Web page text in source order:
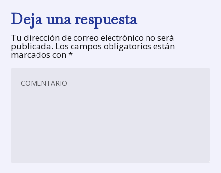
Deja una respuesta
Tu dirección de correo electrónico no será
publicada. Los campos obligatorios están
marcados con*